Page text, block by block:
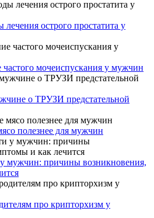
острого простатита у
мочеиспускания у мужчин
о ТРУЗИ предстательной
полезнее для мужчин
мужчин: причины возникновения,
про крипторхизм у